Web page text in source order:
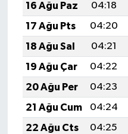
16 Ağu Paz
04:18
17 Ağu Pts
04:20
18 Ağu Sal
04:21
19 Ağu Çar
04:22
20 Ağu Per
04:23
21 Ağu Cum
04:24
22 Ağu Cts
04:25